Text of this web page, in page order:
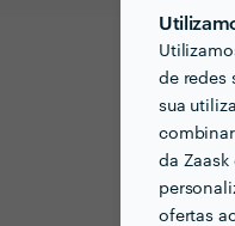
de redes
sua
da
ofertas